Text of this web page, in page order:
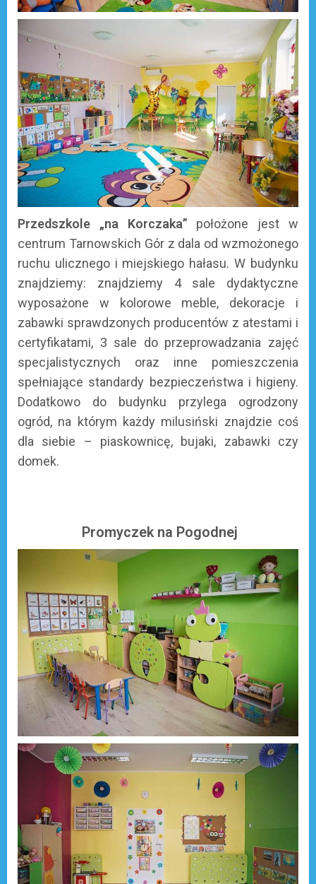
Przedszkole „na Korczaka” położone jest w
centrum Tarnowskich Gór z dala od wzmożonego
ruchu ulicznego i miejskiego hałasu. W budynku
znajdziemy: znajdziemy 4 sale dydaktyczne
wyposażone w kolorowe meble, dekoracje i
zabawki sprawdzonych producentów z atestami i
certyfikatami, 3 sale do przeprowadzania zajęć
specjalistycznych oraz inne pomieszczenia
spełniające standardy bezpieczeństwa i higieny.
Dodatkowo do budynku przylega ogrodzony
ogród, na którym każdy milusiński znajdzie coś
dla siebie – piaskownicę, bujaki, zabawki czy
domek.
Promyczek na Pogodnej